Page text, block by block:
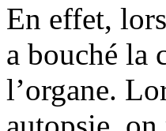
En effet,
a bouché la
l’organe.